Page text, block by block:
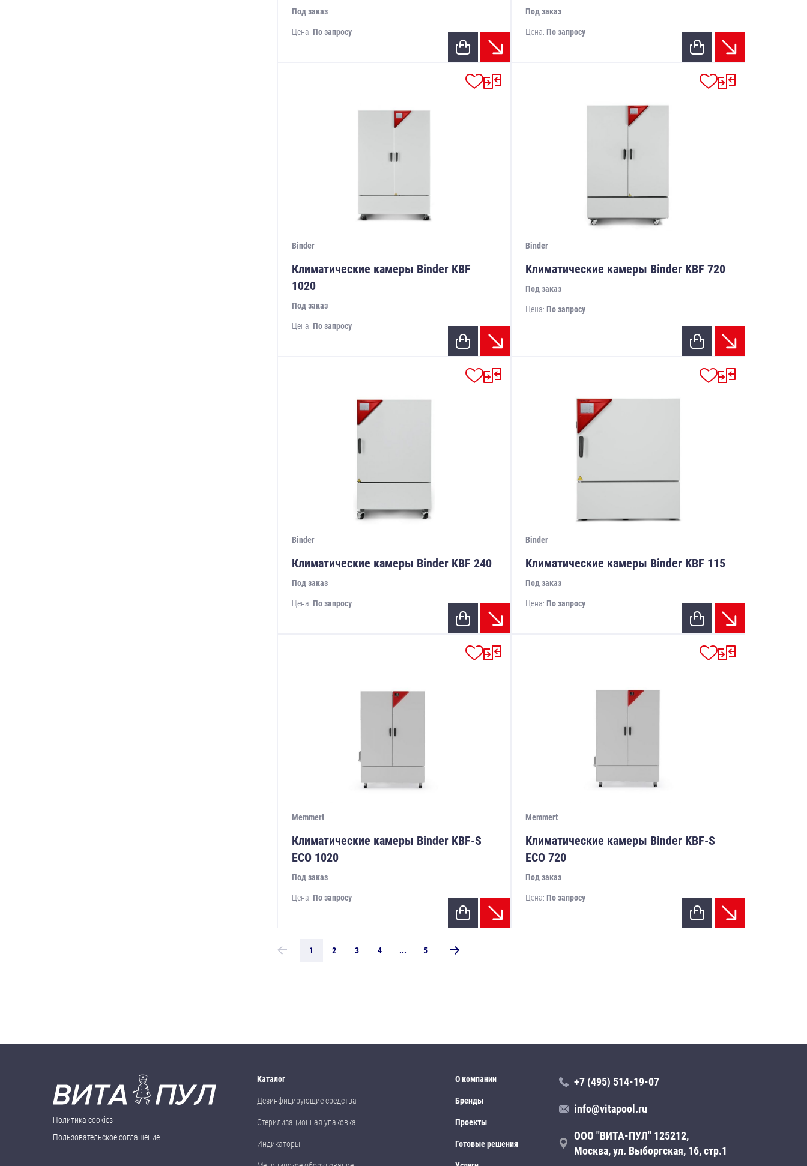
Под заказ
Цена: По запросу
Под заказ
Цена: По запросу
Binder
Климатические камеры Binder KBF
1020
Под заказ
Цена: По запросу
Binder
Климатические камеры Binder KBF 720
Под заказ
Цена: По запросу
Binder
Климатические камеры Binder KBF 240
Под заказ
Цена: По запросу
Binder
Климатические камеры Binder KBF 115
Под заказ
Цена: По запросу
Memmert
Климатические камеры Binder KBF-S
ECO 1020
Под заказ
Цена: По запросу
Memmert
Климатические камеры Binder KBF-S
ECO 720
Под заказ
Цена: По запросу
1 2 3 4 ... 5
Политика cookies
Пользовательское соглашение
Каталог
Дезинфицирующие средства
Стерилизационная упаковка
Индикаторы
О компании
Бренды
Проекты
Готовые решения
+7 (495) 514-19-07
info@vitapool.ru
ООО "ВИТА-ПУЛ" 125212,
Москва, ул. Выборгская, 16, стр.1